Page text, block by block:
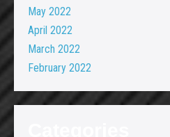
May 2022
April 2022
March 2022
February 2022